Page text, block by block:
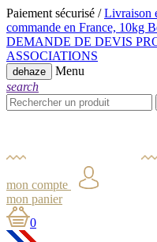
Paiement sécurisé / Livraison
commande en France, 10kg
DEMANDE DE DEVIS
ASSOCIATIONS
dehaze
Menu
search
mon compte
mon panier
0